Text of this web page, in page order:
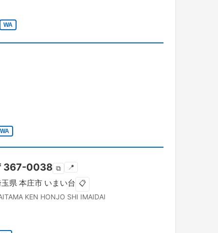
WA
WA
367-0038 ⧉ 📍
県 本庄市 いまい台 📋
KEN HONJO SHI IMAIDAI